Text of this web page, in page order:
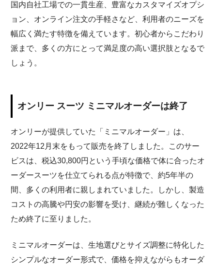
国内自社工場での一貫生産、豊富なカスタマイズオプシ
ョン、オンライン注文の手軽さなど、利用者のニーズを
幅広く満たす特徴を備えています。初心者からこだわり
派まで、多くの方にとって満足度の高い選択肢となるで
しょう。
オンリー スーツ ミニマルオーダーは終了
オンリーが提供していた「ミニマルオーダー」は、
2022年12月末をもって販売を終了しました。このサー
ビスは、税込30,800円という手頃な価格で体に合ったオ
ーダースーツを仕立てられる点が特徴で、約5年半の
間、多くの利用者に親しまれていました。しかし、製造
コストの高騰や円安の影響を受け、継続が難しくなった
ため終了に至りました。
ミニマルオーダーは、生地選びとサイズ調整に特化した
シンプルなオーダー形式で、価格を抑えながらもオーダ